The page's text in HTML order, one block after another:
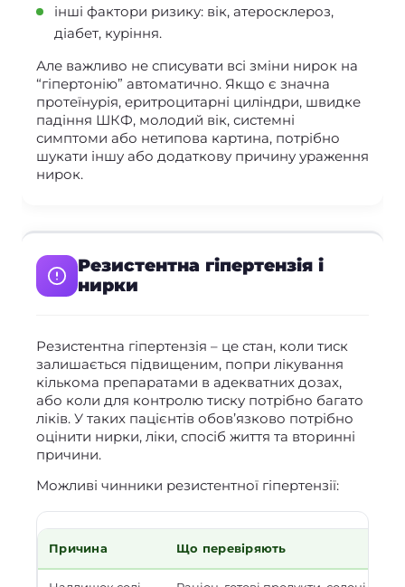
інші фактори ризику: вік, атеросклероз,
діабет, куріння.
Але важливо не списувати всі зміни нирок на
“гіпертонію” автоматично. Якщо є значна
протеїнурія, еритроцитарні циліндри, швидке
падіння ШКФ, молодий вік, системні
симптоми або нетипова картина, потрібно
шукати іншу або додаткову причину ураження
нирок.
Резистентна гіпертензія і
нирки
Резистентна гіпертензія – це стан, коли тиск
залишається підвищеним, попри лікування
кількома препаратами в адекватних дозах,
або коли для контролю тиску потрібно багато
ліків. У таких пацієнтів обов’язково потрібно
оцінити нирки, ліки, спосіб життя та вторинні
причини.
Можливі чинники резистентної гіпертензії:
Причина Що перевіряють